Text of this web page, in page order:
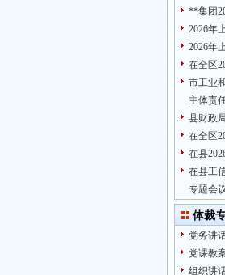
**集团
2026年
2026年
在全区
市工业
主体责
县财政
在全区
在县
在县工
专题会
体裁
党务讲
党课教
组织讲